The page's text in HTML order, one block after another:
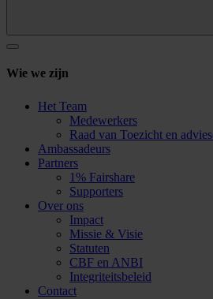
Wie we zijn
Het Team
Medewerkers
Raad van Toezicht en
Ambassadeurs
Partners
1% Fairshare
Supporters
Over ons
Impact
Missie & Visie
Statuten
CBF en ANBI
Integriteitsbeleid
Contact